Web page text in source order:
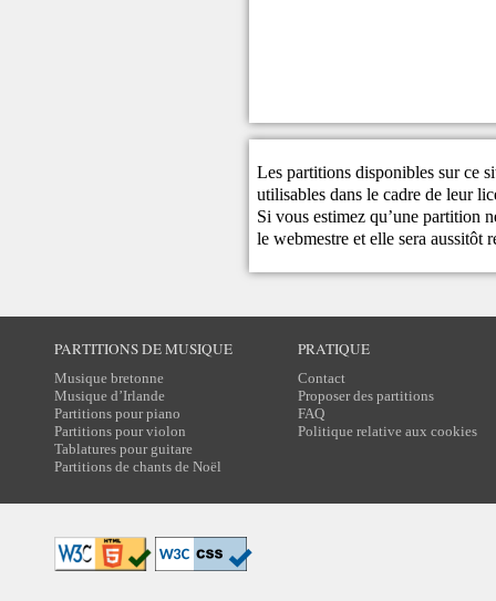
Les partitions disponibles sur ce
utilisables dans le cadre de leur
Si vous estimez qu’une partition
lewebmestre et elle sera aussitôt
PARTITIONS DE MUSIQUE
Musique bretonne
Musique d’Irlande
Partitions pour piano
Partitions pour violon
Tablatures pour guitare
Partitions de chants de Noël
PRATIQUE
Contact
Proposer des partitions
FAQ
Politique relative aux cookies